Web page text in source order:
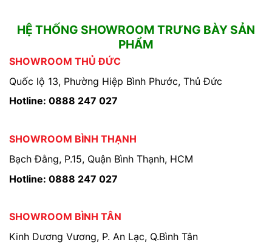
HỆ THỐNG SHOWROOM TRƯNG BÀY SẢN
PHẨM
SHOWROOM THỦ ĐỨC
Quốc lộ 13, Phường Hiệp Bình Phước, Thủ Đức
Hotline: 0888 247 027
SHOWROOM BÌNH THẠNH
Bạch Đằng, P.15, Quận Bình Thạnh, HCM
Hotline: 0888 247 027
SHOWROOM BÌNH TÂN
Kinh Dương Vương, P. An Lạc, Q.Bình Tân